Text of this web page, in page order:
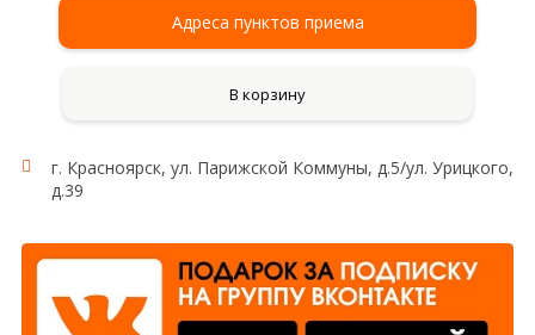
Адреса пунктов приема
В корзину
г. Красноярск, ул. Парижской Коммуны, д.5/ул. Урицкого,
д.39